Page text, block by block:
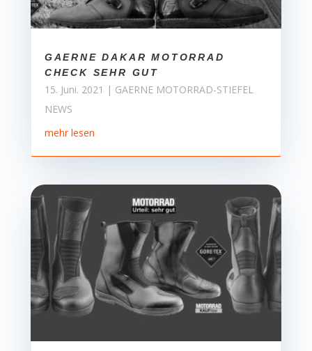
GAERNE DAKAR MOTORRAD
CHECK SEHR GUT
15. Juni. 2021 | GAERNE MOTORRAD-STIEFEL
NEWS
mehr lesen